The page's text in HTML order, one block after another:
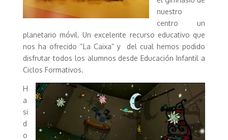
nuestro
centro un
planetario móvil. Un excelente recurso educativo que
nos ha ofrecido “La Caixa” y del cual hemos podido
disfrutar todos los alumnos desde Educación Infantil a
Ciclos Formativos.
H
a
si
d
o